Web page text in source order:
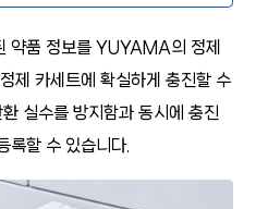
약품 정보를 YUYAMA의 정제
제 카세트에 확실하게 충진할 수
실수를 방지함과 동시에 충진
록할 수 있습니다.